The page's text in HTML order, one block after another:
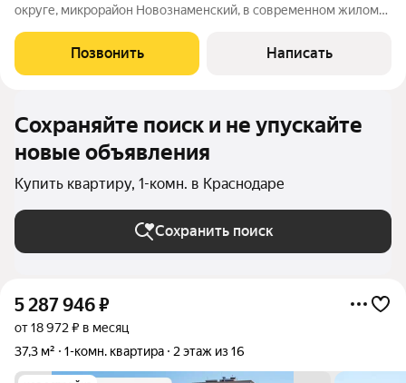
округе, микрорайон Новознаменский, в современном жилом
этаже, 8-ми этажного дома, в квартире сделан современный
ремонт, классная
Позвонить Написать
Сохраняйте поиск и не упускайте
новые объявления
Купить квартиру, 1-комн. в Краснодаре
Сохранить поиск
5 287 946₽
от 18 972 ₽ в месяц
37,3 м²
1-комн. квартира 2 этаж из 16